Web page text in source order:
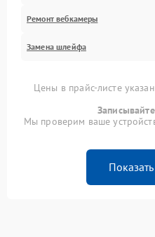
Ремонт вебкамеры
Замена шлейфа
Цены в прайс-листе
Мы проверим ваше